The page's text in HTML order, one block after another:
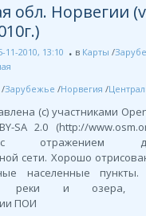
обл. Норвегии
11-2010, 13:10 в Карты /
/Зарубежье /Норвегия /
(с) участниками
SA 2.0 (http://
отражением
сети. Хорошо
населенные
реки и озера,
ПОИ